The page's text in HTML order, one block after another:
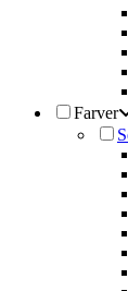
Farver